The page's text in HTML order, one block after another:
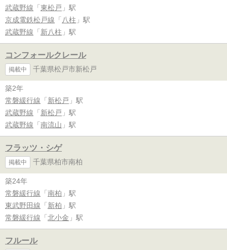
武蔵野線 「 東松戸 」駅
京成電鉄松戸線 「 八柱 」駅
武蔵野線 「 新八柱 」駅
コンフォールクレール
掲載中 千葉県松戸市新松戸
築2年
常磐緩行線 「 新松戸 」駅
武蔵野線 「 新松戸 」駅
武蔵野線 「 南流山 」駅
フラッツ・シゲ
掲載中 千葉県柏市南柏
築24年
常磐緩行線 「 南柏 」駅
東武野田線 「 新柏 」駅
常磐緩行線 「 北小金 」駅
フルール